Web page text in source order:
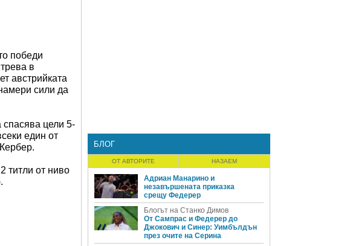
победи
в
австрийката
сили да
цели 5-
един от
титли от ниво
БЛОГ
ОТ АВТОРИТЕ НАЗАЕМ
Адриан Манарино и
незавършената приказка
срещу Федерер
Блогът на Станко Димов
От Сампрас и Федерер до
Джокович и Синер: Уимбълдън
през очите на Серина